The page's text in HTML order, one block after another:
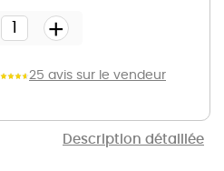
Description détaillée
25 avis sur le vendeur
+